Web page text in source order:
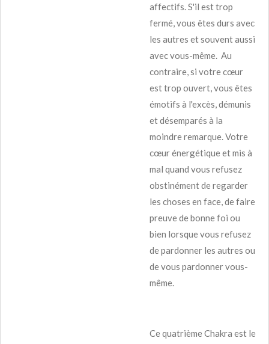
affectifs. S'il est trop
fermé, vous êtes durs avec
les autres et souvent aussi
avec vous-même. Au
contraire, si votre cœur
est trop ouvert, vous êtes
émotifs à l'excès, démunis
et désemparés à la
moindre remarque. Votre
cœur énergétique et mis à
mal quand vous refusez
obstinément de regarder
les choses en face, de faire
preuve de bonne foi ou
bien lorsque vous refusez
de pardonner les autres ou
de vous pardonner vous-
même.
Ce quatrième Chakra est le